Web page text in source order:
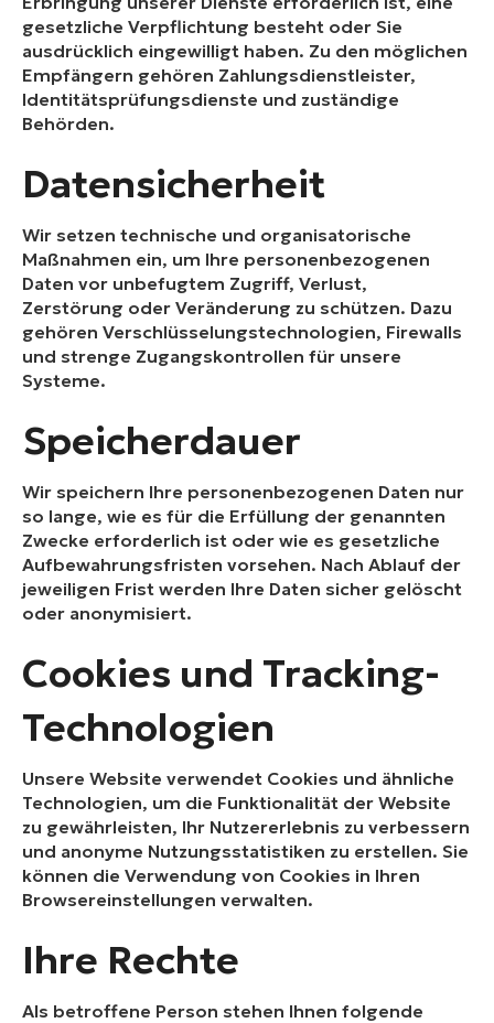
gesetzliche Verpflichtung besteht oder Sie
ausdrücklich eingewilligt haben. Zu den möglichen
Empfängern gehören Zahlungsdienstleister,
Identitätsprüfungsdienste und zuständige
Behörden.
Datensicherheit
Wir setzen technische und organisatorische
Maßnahmen ein, um Ihre personenbezogenen
Daten vor unbefugtem Zugriff, Verlust,
Zerstörung oder Veränderung zu schützen. Dazu
gehören Verschlüsselungstechnologien, Firewalls
und strenge Zugangskontrollen für unsere
Systeme.
Speicherdauer
Wir speichern Ihre personenbezogenen Daten nur
so lange, wie es für die Erfüllung der genannten
Zwecke erforderlich ist oder wie es gesetzliche
Aufbewahrungsfristen vorsehen. Nach Ablauf der
jeweiligen Frist werden Ihre Daten sicher gelöscht
oder anonymisiert.
Cookies und Tracking-
Technologien
Unsere Website verwendet Cookies und ähnliche
Technologien, um die Funktionalität der Website
zu gewährleisten, Ihr Nutzererlebnis zu verbessern
und anonyme Nutzungsstatistiken zu erstellen. Sie
können die Verwendung von Cookies in Ihren
Browsereinstellungen verwalten.
Ihre Rechte
Als betroffene Person stehen Ihnen folgende